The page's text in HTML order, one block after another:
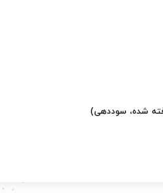
شده، سوددهی)